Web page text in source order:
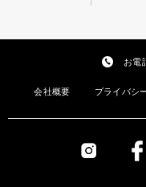
お電
会社概要 プライバシ